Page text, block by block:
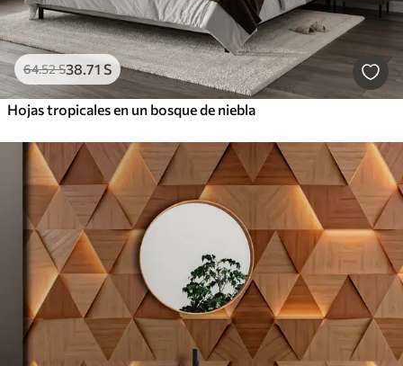
64.52S38.71 S
Hojas tropicales en un bosque de niebla